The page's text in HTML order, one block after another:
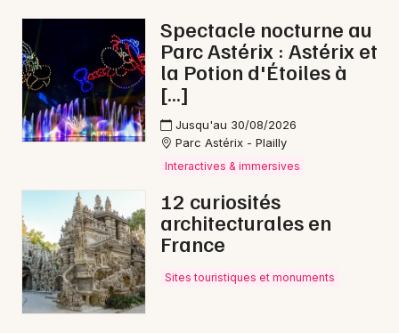
Spectacle nocturne au
Parc Astérix : Astérix et
la Potion d'Étoiles à
[…]
Jusqu'au 30/08/2026
Parc Astérix - Plailly
Interactives & immersives
12 curiosités
architecturales en
France
Sites touristiques et monuments